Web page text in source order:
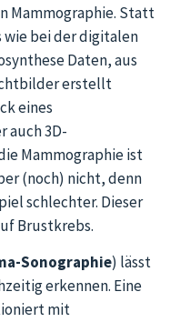
Mammographie. Statt
wie bei der digitalen
Daten, aus
erstellt
eines
auch 3D-
Mammographie ist
(noch) nicht, denn
schlechter. Dieser
Brustkrebs.
Sonographie) lässt
erkennen. Eine
mit